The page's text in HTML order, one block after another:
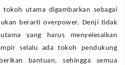
utama digambarkan sebagai
berarti overpower. Denji tidak
yang harus menyelesaikan
selalu ada tokoh pendukung
bantuan, sehingga semua